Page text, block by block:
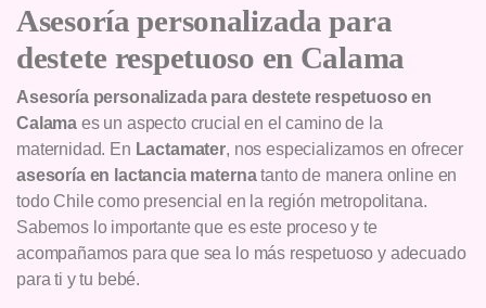
Asesoría personalizada para
destete respetuoso en Calama
Asesoría personalizada para destete respetuoso en
Calama es un aspecto crucial en el camino de la
maternidad. En Lactamater, nos especializamos en ofrecer
asesoría en lactancia maternatanto de manera online en
todo Chile como presencial en la región metropolitana.
Sabemos lo importante que es este proceso y te
acompañamos para que sea lo más respetuoso y adecuado
para ti y tu bebé.